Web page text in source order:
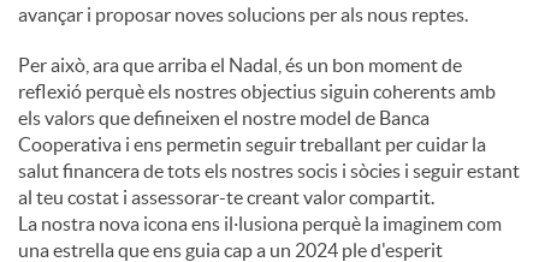
avançar i proposar noves solucions per als nous reptes.
Per això, ara que arriba el Nadal, és un bon moment de
reflexió perquè els nostres objectius siguin coherents amb
els valors que defineixen el nostre model de Banca
Cooperativa i ens permetin seguir treballant per cuidar la
salut financera de tots els nostres socis i sòcies i seguir estant
al teu costat i assessorar-te creant valor compartit.
La nostra nova icona ens il·lusiona perquè la imaginem com
una estrella que ens guia cap a un 2024 ple d'esperit